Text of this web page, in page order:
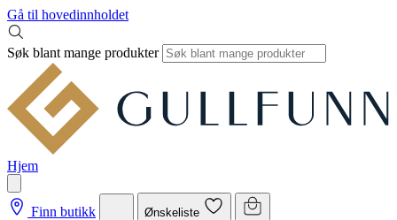
Gå til hovedinnholdet
Søk blant mange produkter
Hjem
Finn butikk Ønskeliste